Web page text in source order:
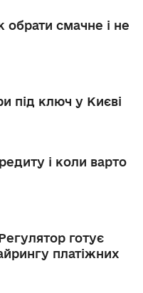
обрати смачне і не
під ключ у Києві
і коли варто
готує
платіжних